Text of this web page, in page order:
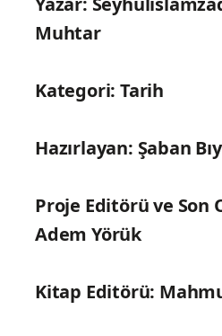
Muhtar
Kategori: Tarih
Hazırlayan: Şaban
Proje Editörü ve Son
Adem Yörük
Kitap Editörü: